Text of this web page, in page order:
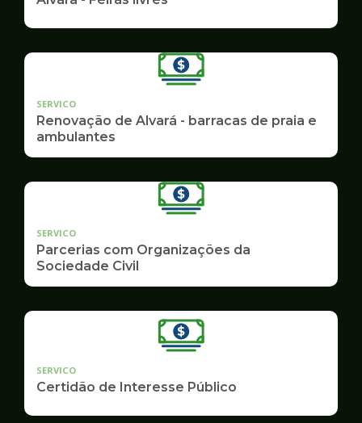
SERVICO
Renovação de Alvará - barracas de praia e
ambulantes
SERVICO
Parcerias com Organizações da
Sociedade Civil
SERVICO
Certidão de Interesse Público